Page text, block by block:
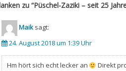
zu “Püschel-Zaziki – seit 25
Maik sagt:
24. August 2018 um 1:39 Uhr
Hm hört sich echt lecker an
Direkt